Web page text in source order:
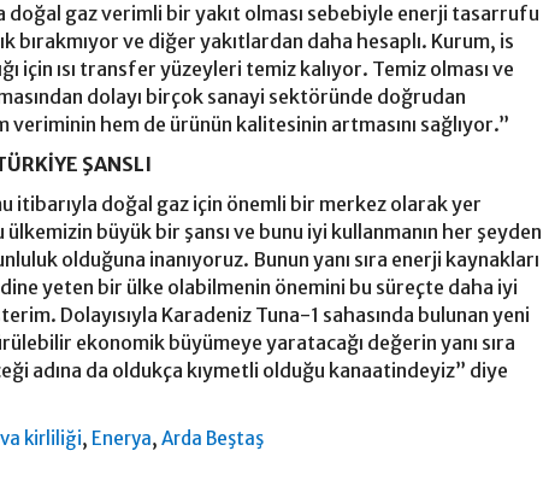
doğal gaz verimli bir yakıt olması sebebiyle enerji tasarrufu
bırakmıyor ve diğer yakıtlardan daha hesaplı. Kurum, is
için ısı transfer yüzeyleri temiz kalıyor. Temiz olması ve
dolayı birçok sanayi sektöründe doğrudan
veriminin hem de ürünün kalitesinin artmasını sağlıyor.”
ŞANSLI
itibarıyla doğal gaz için önemli bir merkez olarak yer
ülkemizin büyük bir şansı ve bunu iyi kullanmanın her şeyden
olduğuna inanıyoruz. Bunun yanı sıra enerji kaynakları
yeten bir ülke olabilmenin önemini bu süreçte daha iyi
Dolayısıyla Karadeniz Tuna-1 sahasında bulunan yeni
ekonomik büyümeye yaratacağı değerin yanı sıra
adına da oldukça kıymetli olduğu kanaatindeyiz” diye
kirliliği, Enerya,Arda Beştaş